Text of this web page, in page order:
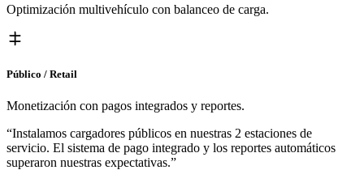
Optimización multivehículo con balanceo de carga.
Público / Retail
Monetización con pagos integrados y reportes.
“Instalamos cargadores públicos en nuestras 2 estaciones de
servicio. El sistema de pago integrado y los reportes automáticos
superaron nuestras expectativas.”